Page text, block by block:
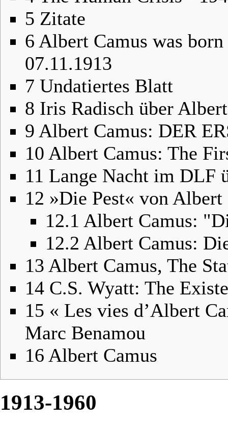
5 Zitate
6 Albert Camus was
07.11.1913
7 Undatiertes Blatt
8 Iris Radisch über
9 Albert Camus: DER
10 Albert Camus: The
11 Lange Nacht im DLF
12 »Die Pest« von Albert
12.1 Albert Camus:
12.2 Albert Camus:
13 Albert Camus, The
14 C.S. Wyatt: The
15 « Les vies d’Albert
Marc Benamou
16 Albert Camus
1913-1960